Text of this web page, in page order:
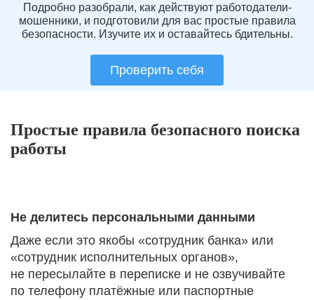
Подробно разобрали, как действуют работодатели-
мошенники, и подготовили для вас простые правила
безопасности. Изучите их и оставайтесь бдительны.
Проверить себя
Простые правила безопасного поиска
работы
Не делитесь персональными данными
Даже если это якобы «сотрудник банка» или
«сотрудник исполнительных органов»,
не пересылайте в переписке и не озвучивайте
по телефону платёжные или паспортные